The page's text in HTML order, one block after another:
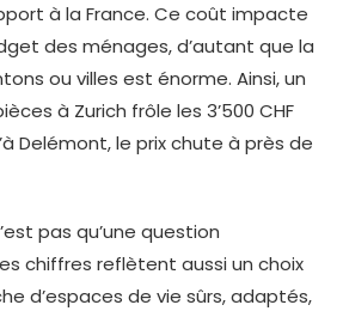
à la France. Ce coût impacte
des ménages, d’autant que la
ou villes est énorme. Ainsi, un
à Zurich frôle les 3’500 CHF
Delémont, le prix chute à près de
pas qu’une question
chiffres reflètent aussi un choix
d’espaces de vie sûrs, adaptés,